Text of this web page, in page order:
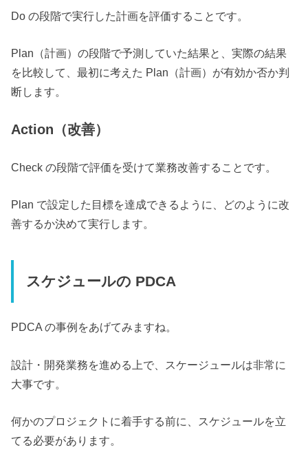
Do の段階で実行した計画を評価することです。
Plan（計画）の段階で予測していた結果と、実際の結果
を比較して、最初に考えた Plan（計画）が有効か否か判
断します。
Action（改善）
Check の段階で評価を受けて業務改善することです。
Plan で設定した目標を達成できるように、どのように改
善するか決めて実行します。
スケジュールの PDCA
PDCA の事例をあげてみますね。
設計・開発業務を進める上で、スケージュールは非常に
大事です。
何かのプロジェクトに着手する前に、スケジュールを立
てる必要があります。